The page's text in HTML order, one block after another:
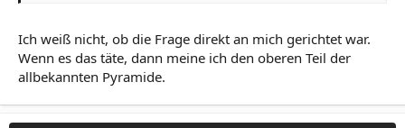
Ich weiß nicht, ob die Frage direkt an mich gerichtet war.
Wenn es das täte, dann meine ich den oberen Teil der
allbekannten Pyramide.